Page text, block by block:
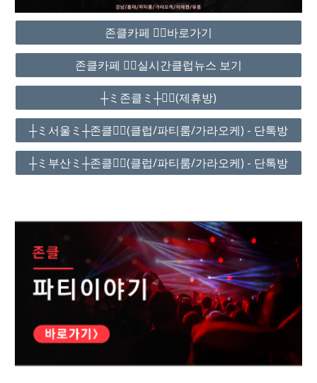
존클카페 ❤️‍🔥바로가기
존클카페 ❤️‍🔥실시간클럽뉴스 보기
┼ミ존클ミ┼❤️‍🔥(제휴방)
┼ミ서울ミ┼존클❤️‍🔥(클럽/파티룸/가라오케) - 단톡방
┼ミ부산ミ┼존클❤️‍🔥(클럽/파티룸/가라오케) - 단톡방